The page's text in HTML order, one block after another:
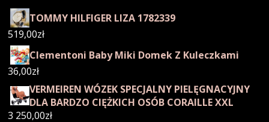
TOMMY HILFIGER LIZA 1782339
519,00zł
Clementoni Baby Miki Domek Z Kuleczkami
36,00zł
VERMEIREN WÓZEK SPECJALNY PIELĘGNACYJNY
DLA BARDZO CIĘŻKICH OSÓB CORAILLE XXL
3 250,00zł